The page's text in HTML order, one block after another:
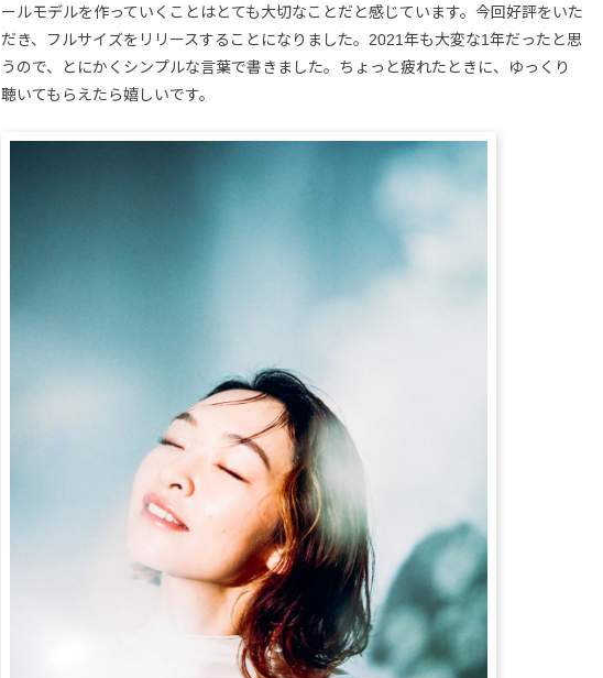
ールモデルを作っていくことはとても大切なことだと感じています。今回好評をいた
だき、フルサイズをリリースすることになりました。2021年も大変な1年だったと思
うので、とにかくシンプルな言葉で書きました。ちょっと疲れたときに、ゆっくり
聴いてもらえたら嬉しいです。